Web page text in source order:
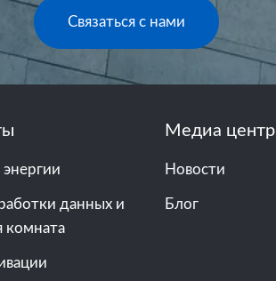
Связаться с нами
данных и
комната
Медиа центр
Новости
Блог